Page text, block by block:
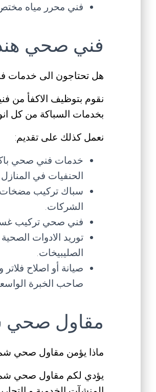
فني محرر مياه
فني صحي
هل تحتاجون الى خدمات
نقوم بتوظيف الاكفأ من
بخدمات السباكة من كل
نعمل كذلك على تقديم:
خدمات فني صحي
الحنفيات في
سباك تركيب مضخات
الشركات.
فني صحي تركيب
توريد الادوات
الصليبيخات.
صيانة أو اصلاح
صاحب الخبرة
مقاول صحي
ماذا يؤمن مقاول صحي
يؤدي لكم مقاول صحي